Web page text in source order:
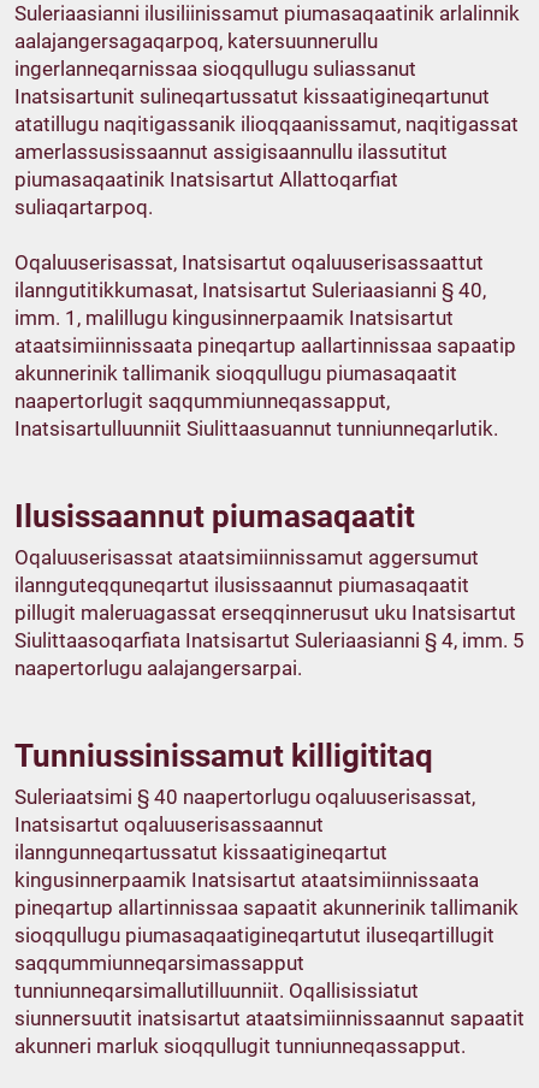
Suleriaasianni ilusiliinissamut piumasaqaatinik arlalinnik
aalajangersagaqarpoq, katersuunnerullu
ingerlanneqarnissaa sioqqullugu suliassanut
Inatsisartunit sulineqartussatut kissaatigineqartunut
atatillugu naqitigassanik ilioqqaanissamut, naqitigassat
amerlassusissaannut assigisaannullu ilassutitut
piumasaqaatinik Inatsisartut Allattoqarfiat
suliaqartarpoq.
Oqaluuserisassat, Inatsisartut oqaluuserisassaattut
ilanngutitikkumasat, Inatsisartut Suleriaasianni § 40,
imm. 1, malillugu kingusinnerpaamik Inatsisartut
ataatsimiinnissaata pineqartup aallartinnissaa sapaatip
akunnerinik tallimanik sioqqullugu piumasaqaatit
naapertorlugit saqqummiunneqassapput,
Inatsisartulluunniit Siulittaasuannut tunniunneqarlutik.
Ilusissaannut piumasaqaatit
Oqaluuserisassat ataatsimiinnissamut aggersumut
ilannguteqquneqartut ilusissaannut piumasaqaatit
pillugit maleruagassat erseqqinnerusut uku Inatsisartut
Siulittaasoqarfiata Inatsisartut Suleriaasianni § 4, imm. 5
naapertorlugu aalajangersarpai.
Tunniussinissamut killigititaq
Suleriaatsimi § 40 naapertorlugu oqaluuserisassat,
Inatsisartut oqaluuserisassaannut
ilanngunneqartussatut kissaatigineqartut
kingusinnerpaamik Inatsisartut ataatsimiinnissaata
pineqartup allartinnissaa sapaatit akunnerinik tallimanik
sioqqullugu piumasaqaatigineqartutut iluseqartillugit
saqqummiunneqarsimassapput
tunniunneqarsimallutilluunniit. Oqallisissiatut
siunnersuutit inatsisartut ataatsimiinnissaannut sapaatit
akunneri marluk sioqqullugit tunniunneqassapput.